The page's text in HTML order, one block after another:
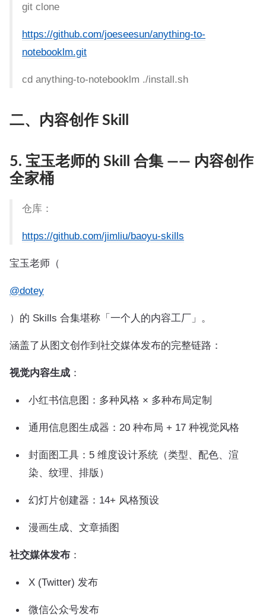
git clone
https://github.com/joeseesun/anything-to-
notebooklm.git
cd anything-to-notebooklm ./install.sh
二、内容创作 Skill
5. 宝玉老师的 Skill 合集 —— 内容创作
全家桶
仓库：
https://github.com/jimliu/baoyu-skills
宝玉老师（
@dotey
）的 Skills 合集堪称「一个人的内容工厂」。
涵盖了从图文创作到社交媒体发布的完整链路：
视觉内容生成 ：
小红书信息图：多种风格 × 多种布局定制
通用信息图生成器：20 种布局 + 17 种视觉风格
封面图工具：5 维度设计系统（类型、配色、渲
染、纹理、排版）
幻灯片创建器：14+ 风格预设
漫画生成、文章插图
社交媒体发布 ：
X (Twitter) 发布
微信公众号发布